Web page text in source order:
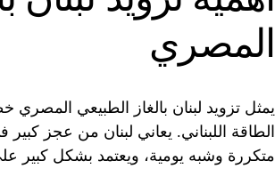
المصري
يمثل تزويد لبنان بالغاز الطبيعي
الطاقة اللبناني. يعاني لبنان من عجز
متكررة وشبه يومية، ويعتمد بشكل كبير